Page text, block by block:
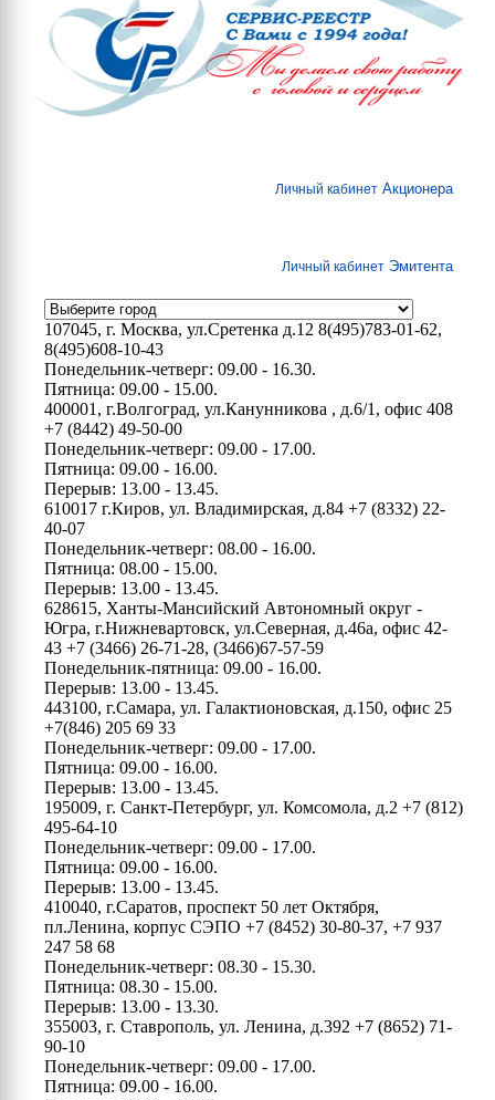
Личный кабинет Акционера
Личный кабинет Эмитента
107045, г. Москва, ул.Сретенка д.12 8(495)783-01-62,
8(495)608-10-43
Понедельник-четверг: 09.00 - 16.30.
Пятница: 09.00 - 15.00.
400001, г.Волгоград, ул.Канунникова , д.6/1, офис 408
+7 (8442) 49-50-00
Понедельник-четверг: 09.00 - 17.00.
Пятница: 09.00 - 16.00.
Перерыв: 13.00 - 13.45.
610017 г.Киров, ул. Владимирская, д.84 +7 (8332) 22-
40-07
Понедельник-четверг: 08.00 - 16.00.
Пятница: 08.00 - 15.00.
Перерыв: 13.00 - 13.45.
628615, Ханты-Мансийский Автономный округ -
Югра, г.Нижневартовск, ул.Северная, д.46а, офис 42-
43 +7 (3466) 26-71-28, (3466)67-57-59
Понедельник-пятница: 09.00 - 16.00.
Перерыв: 13.00 - 13.45.
443100, г.Самара, ул. Галактионовская, д.150, офис 25
+7(846) 205 69 33
Понедельник-четверг: 09.00 - 17.00.
Пятница: 09.00 - 16.00.
Перерыв: 13.00 - 13.45.
195009, г. Санкт-Петербург, ул. Комсомола, д.2 +7 (812)
495-64-10
Понедельник-четверг: 09.00 - 17.00.
Пятница: 09.00 - 16.00.
Перерыв: 13.00 - 13.45.
410040, г.Саратов, проспект 50 лет Октября,
пл.Ленина, корпус СЭПО +7 (8452) 30-80-37, +7 937
247 58 68
Понедельник-четверг: 08.30 - 15.30.
Пятница: 08.30 - 15.00.
Перерыв: 13.00 - 13.30.
355003, г. Ставрополь, ул. Ленина, д.392 +7 (8652) 71-
90-10
Понедельник-четверг: 09.00 - 17.00.
Пятница: 09.00 - 16.00.